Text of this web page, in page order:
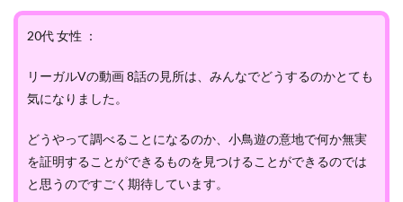
20代 女性 ：
リーガルVの動画 8話の見所は、みんなでどうするのかとても
気になりました。
どうやって調べることになるのか、小鳥遊の意地で何か無実
を証明することができるものを見つけることができるのでは
と思うのですごく期待しています。